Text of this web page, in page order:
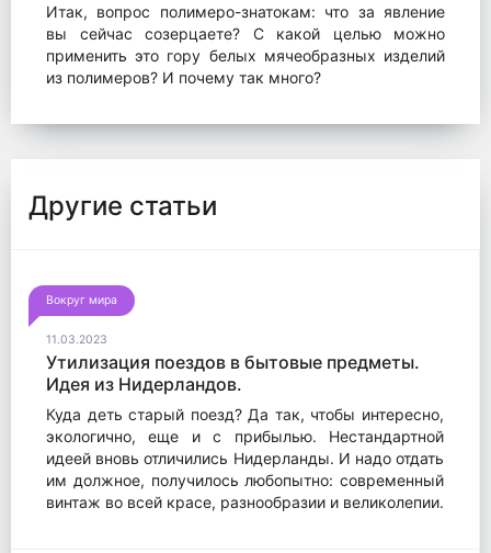
Итак, вопрос полимеро-знатокам: что за явление
вы сейчас созерцаете? С какой целью можно
применить это гору белых мячеобразных изделий
из полимеров? И почему так много?
Другие статьи
Вокруг мира
11.03.2023
Утилизация поездов в бытовые предметы.
Идея из Нидерландов.
Куда деть старый поезд? Да так, чтобы интересно,
экологично, еще и с прибылью. Нестандартной
идеей вновь отличились Нидерланды. И надо отдать
им должное, получилось любопытно: современный
винтаж во всей красе, разнообразии и великолепии.